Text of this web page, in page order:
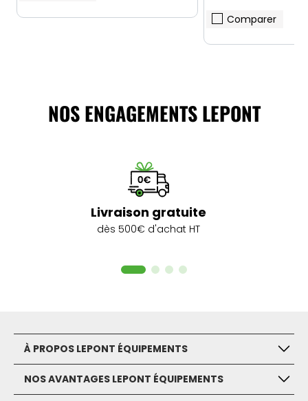
Comparer
NOS ENGAGEMENTS LEPONT
Livraison gratuite
dès 500€ d'achat HT
À PROPOS LEPONT ÉQUIPEMENTS
NOS AVANTAGES LEPONT ÉQUIPEMENTS